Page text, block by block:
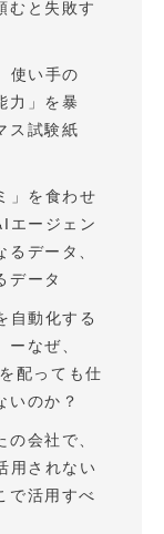
むと失敗す
使い手の
力」を暴
ス試験紙
」を食わせ
ージェン
るデータ、
データ
自動化する
なぜ、
配っても仕
いのか？
の会社で、
用されない
で活用すべ